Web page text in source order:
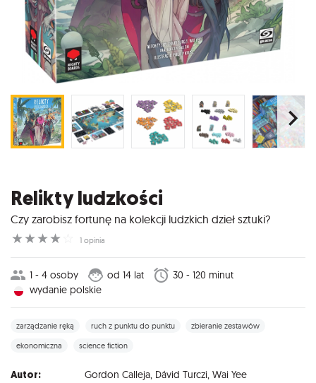
Relikty ludzkości
Czy zarobisz fortunę na kolekcji ludzkich dzieł sztuki?
☆
☆
☆
☆ 1 opinia
1 - 4 osoby od 14 lat
30 - 120 minut
wydanie polskie
zarządzanie ręką ruch z punktu do punktu
zbieranie zestawów
ekonomiczna
science fiction
Autor: Gordon Calleja, Dávid Turczi, Wai Yee